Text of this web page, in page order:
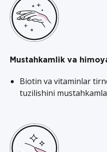
Mustahkamlik va
Biotin va vitaminlar
tuzilishini